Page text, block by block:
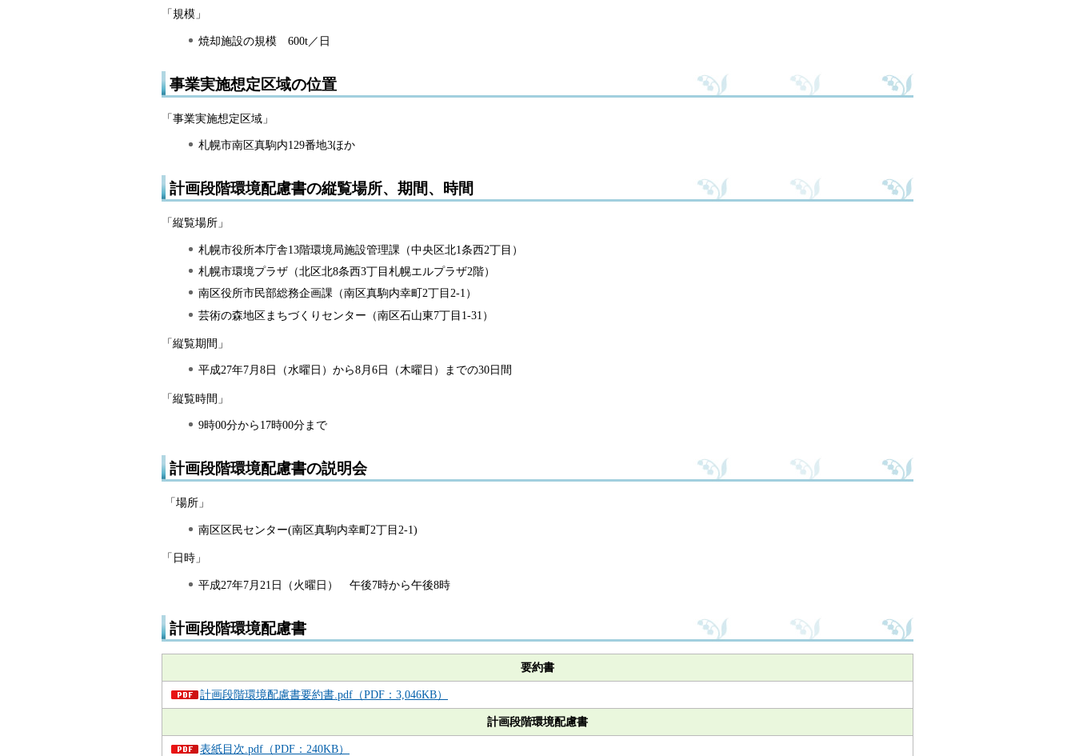
「規模」
焼却施設の規模 600t／日
事業実施想定区域の位置
「事業実施想定区域」
札幌市南区真駒内129番地3ほか
計画段階環境配慮書の縦覧場所、期間、時間
「縦覧場所」
札幌市役所本庁舎13階環境局施設管理課（中央区北1条西2丁目）
札幌市環境プラザ（北区北8条西3丁目札幌エルプラザ2階）
南区役所市民部総務企画課（南区真駒内幸町2丁目2-1）
芸術の森地区まちづくりセンター（南区石山東7丁目1-31）
「縦覧期間」
平成27年7月8日（水曜日）から8月6日（木曜日）までの30日間
「縦覧時間」
9時00分から17時00分まで
計画段階環境配慮書の説明会
「場所」
南区区民センター(南区真駒内幸町2丁目2-1)
「日時」
平成27年7月21日（火曜日） 午後7時から午後8時
計画段階環境配慮書
要約書
計画段階環境配慮書要約書.pdf（PDF：3,046KB）
計画段階環境配慮書
表紙目次.pdf（PDF：240KB）